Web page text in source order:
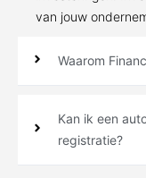
van jouw
Waarom
Kan ik een
registratie?